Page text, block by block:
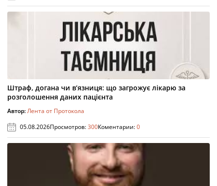
Штраф, догана чи в’язниця: що загрожує лікарю за
розголошення даних пацієнта
Автор:Лента от Протокола
05.08.2026Просмотров:300Коментарии:0